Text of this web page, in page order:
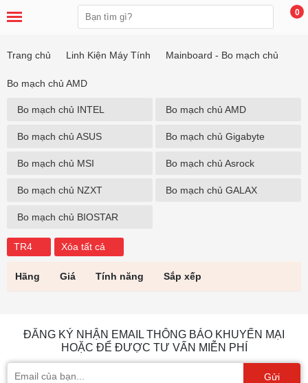
0
Trang chủ Linh Kiện Máy Tính Mainboard - Bo mạch chủ
Bo mạch chủ AMD
Bo mạch chủ INTEL Bo mạch chủ AMD
Bo mạch chủ ASUS Bo mạch chủ Gigabyte
Bo mạch chủ MSI Bo mạch chủ Asrock
Bo mạch chủ NZXT Bo mạch chủ GALAX
Bo mạch chủ BIOSTAR
TR4 Xóa tất cả
Hãng Giá Tính năng Sắp xếp
ĐĂNG KÝ NHẬN EMAIL THÔNG BÁO KHUYẾN MẠI HOẶC
ĐỂ ĐƯỢC TƯ VẤN MIỄN PHÍ
Gửi